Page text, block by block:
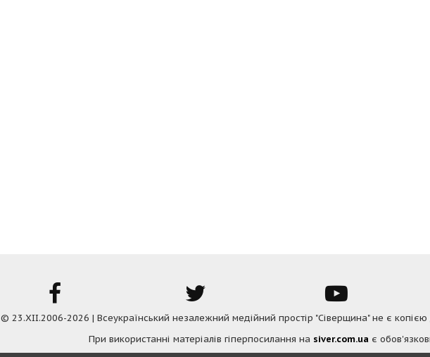
© 23.XII.2006-2026 | Всеукраїнський незалежний медійний простір "Сіверщина" не є
При використанні матеріалів гіперпосилання на siver.com.ua є